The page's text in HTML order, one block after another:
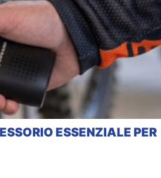
ESSENZIALE PER